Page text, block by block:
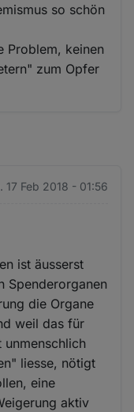
so schön
Problem, keinen
zum Opfer
17 Feb 2018 - 01:56
ist äusserst
Spenderorganen
die Organe
weil das für
unmenschlich
liesse, nötigt
eine
aktiv